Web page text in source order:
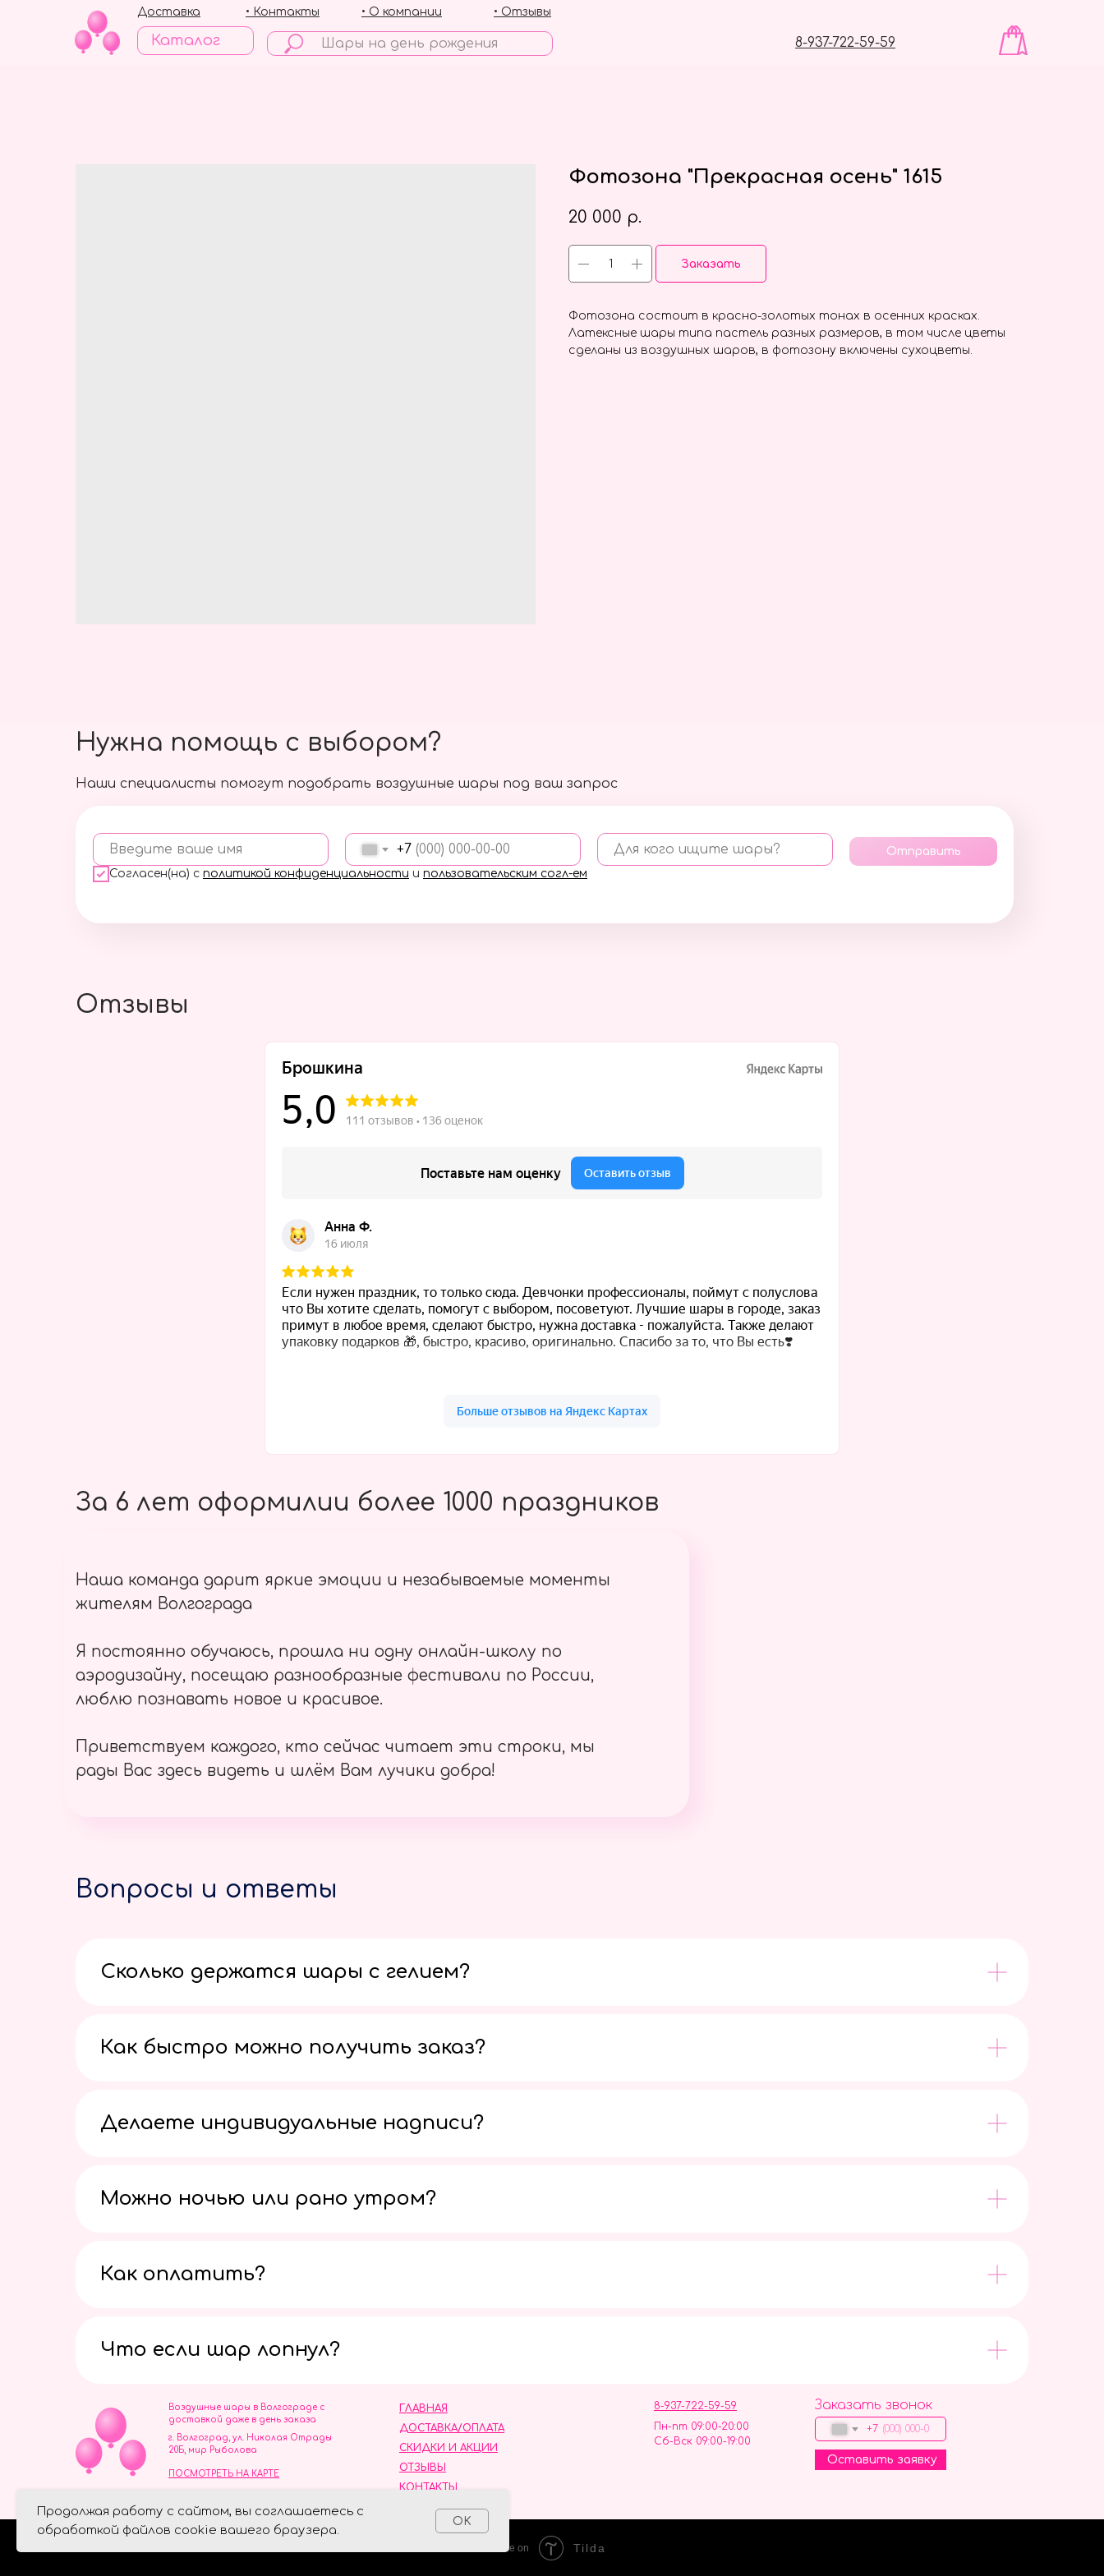
Каталог 8-937-722-59-59
• Отзывы
• О компании
• Контакты
Доставка
Фотозона "Прекрасная осень" 1615
20 000 р.
Заказать
Фотозона состоит в красно-золотых тонах в осенних красках.
Латексные шары типа пастель разных размеров, в том числе цветы
сделаны из воздушных шаров, в фотозону включены сухоцветы.
Наши специалисты помогут подобрать воздушные шары под ваш запрос
Введите ваше имя +7 Для кого ищите шары?
Согласен(на) с политикой конфиденциальности и пользовательским согл-ем
Отправить
Нужна помощь с выбором?
Продолжая работу с сайтом, вы соглашаетесь с
обработкой файлов cookie вашего браузера.
OK
Отзывы
За 6 лет оформилии более 1000 праздников
Наша команда дарит яркие эмоции и незабываемые моменты
жителям Волгограда
Я постоянно обучаюсь, прошла ни одну онлайн-школу по
аэродизайну, посещаю разнообразные фестивали по России,
люблю познавать новое и красивое.
Приветствуем каждого, кто сейчас читает эти строки, мы
рады Вас здесь видеть и шлём Вам лучики добра!
Вопросы и ответы
Сколько держатся шары с гелием?
Как быстро можно получить заказ?
Делаете индивидуальные надписи?
Можно ночью или рано утром?
Как оплатить?
Что если шар лопнул?
ОТЗЫВЫ
ГЛАВНАЯ
ДОСТАВКА/ОПЛАТА
СКИДКИ И АКЦИИ
КОНТАКТЫ
8-937-722-59-59
Пн-пт 09:00-20:00
Сб-Вск 09:00-19:00
Воздушные шары в Волгограде с
доставкой даже в день заказа
Заказать звонок
+7
Оставить заявку
г. Волгоград, ул. Николая Отрады
20Б, мир Рыболова
ПОСМОТРЕТЬ НА КАРТЕ
ИНН 344110093739
Политика обработки персональных данных
Made on Tilda